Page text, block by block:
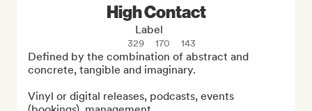
High Contact
Label
329 170 143
Defined by the combination of abstract and
concrete, tangible and imaginary.
Vinyl or digital releases, podcasts, events